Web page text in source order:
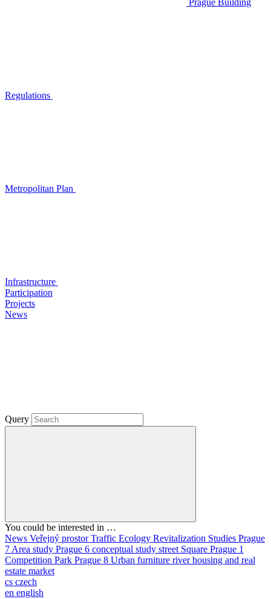
Prague Building
Regulations
Metropolitan Plan
Infrastructure
Participation
Projects
News
Query
You could be interested in …
News Veřejný prostorTraffic Ecology Revitalization Studies Prague
7 Area study Prague 6 conceptual study street Square Prague 1
Competition Park Prague 8 Urban furniture riverhousing and real
estate market
cs czech
en english